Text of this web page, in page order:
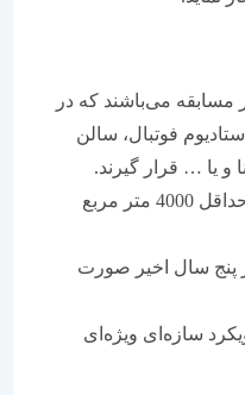
می‌باشند که در
فوتبال، سالن
قرار گيرند.
آثار شرکت کننده بايد دارای حداقل 4000 متر مربع
سال اخير صورت
ويژه‌ای